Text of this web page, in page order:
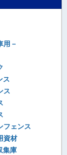
－
ス
ス
フェンス
資材
集庫